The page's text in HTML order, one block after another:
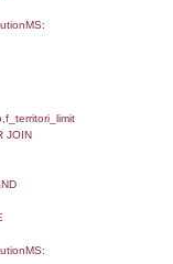
IDArticoloComma,
'%d/%m/
FROM